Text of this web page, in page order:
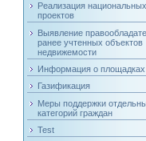
Реализация национальных
проектов
Выявление
ранее учтенных объектов
недвижемости
Информация о
Газификация
Меры поддержки
категорий граждан
Test